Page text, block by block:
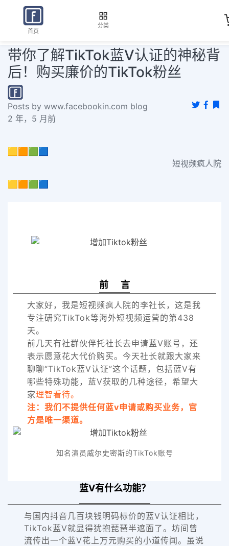
首页
分类
带你了解TikTok蓝V认证的神秘背
后！购买廉价的TikTok粉丝
Posts by www.facebookin.com blog
2 年，5 月前
🟨🟧🟩🟦
短视频疯人院
🟨🟧🟩🟦
前 言
大家好，我是短视频疯人院的李社长， 这是我
专注研究TikTok等海外短视频运营的第438
天。
前几天有社群伙伴托社长去申请蓝V账号，还
表示愿意花大代价购买。今天社长就跟大家来
聊聊“TikTok蓝V认证”这个话题，包括蓝V有
哪些特殊功能，蓝V获取的几种途径，希望大
家理智看待。
注：我们不提供任何蓝v申请或购买业务，官
方是唯一渠道。
知名演员威尔史密斯的TikTok账号
蓝V有什么功能？
与国内抖音几百块钱明码标价的蓝V认证相比，
TikTok蓝V就显得犹抱琵琶半遮面了。坊间曾
流传出一个蓝V花上万元购买的小道传闻。虽说